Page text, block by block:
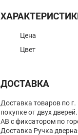
Цена
Цвет
ДОСТАВКА
Доставка товаров по г.
покупке от двух
AB с фиксатором по
Доставка Ручка